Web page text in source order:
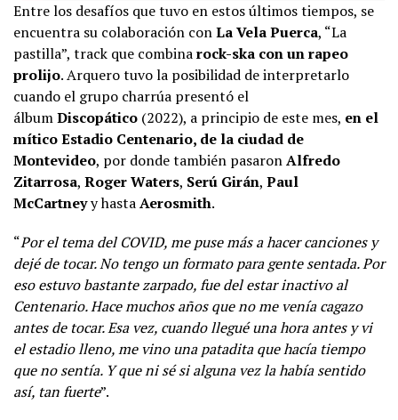
Entre los desafíos que tuvo en estos últimos tiempos, se
encuentra su colaboración conLa Vela Puerca, “La
pastilla”, track que combinarock-ska con un rapeo
prolijo. Arquero tuvo la posibilidad de interpretarlo
cuando el grupo charrúa presentó el
álbumDiscopático (2022), a principio de este mes, en el
mítico Estadio Centenario, de la ciudad de
Montevideo, por donde también pasaronAlfredo
Zitarrosa, Roger Waters, Serú Girán, Paul
McCartneyy hastaAerosmith.
“Por el tema del COVID, me puse más a hacer canciones y
dejé de tocar. No tengo un formato para gente sentada. Por
eso estuvo bastante zarpado, fue del estar inactivo al
Centenario. Hace muchos años que no me venía cagazo
antes de tocar. Esa vez, cuando llegué una hora antes y vi
el estadio lleno, me vino una patadita que hacía tiempo
que no sentía. Y que ni sé si alguna vez la había sentido
así, tan fuerte”.